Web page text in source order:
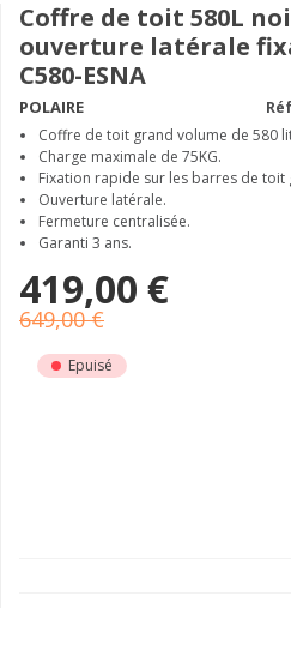
Coffre de toit 580L
ouverture latérale
C580-ESNA
POLAIRE
Coffre de toit grand volume de 580
Charge maximale de 75KG.
Fixation rapide sur les barres de toit
Ouverture latérale.
Fermeture centralisée.
Garanti 3 ans.
419,00 €
649,00 €
Epuisé